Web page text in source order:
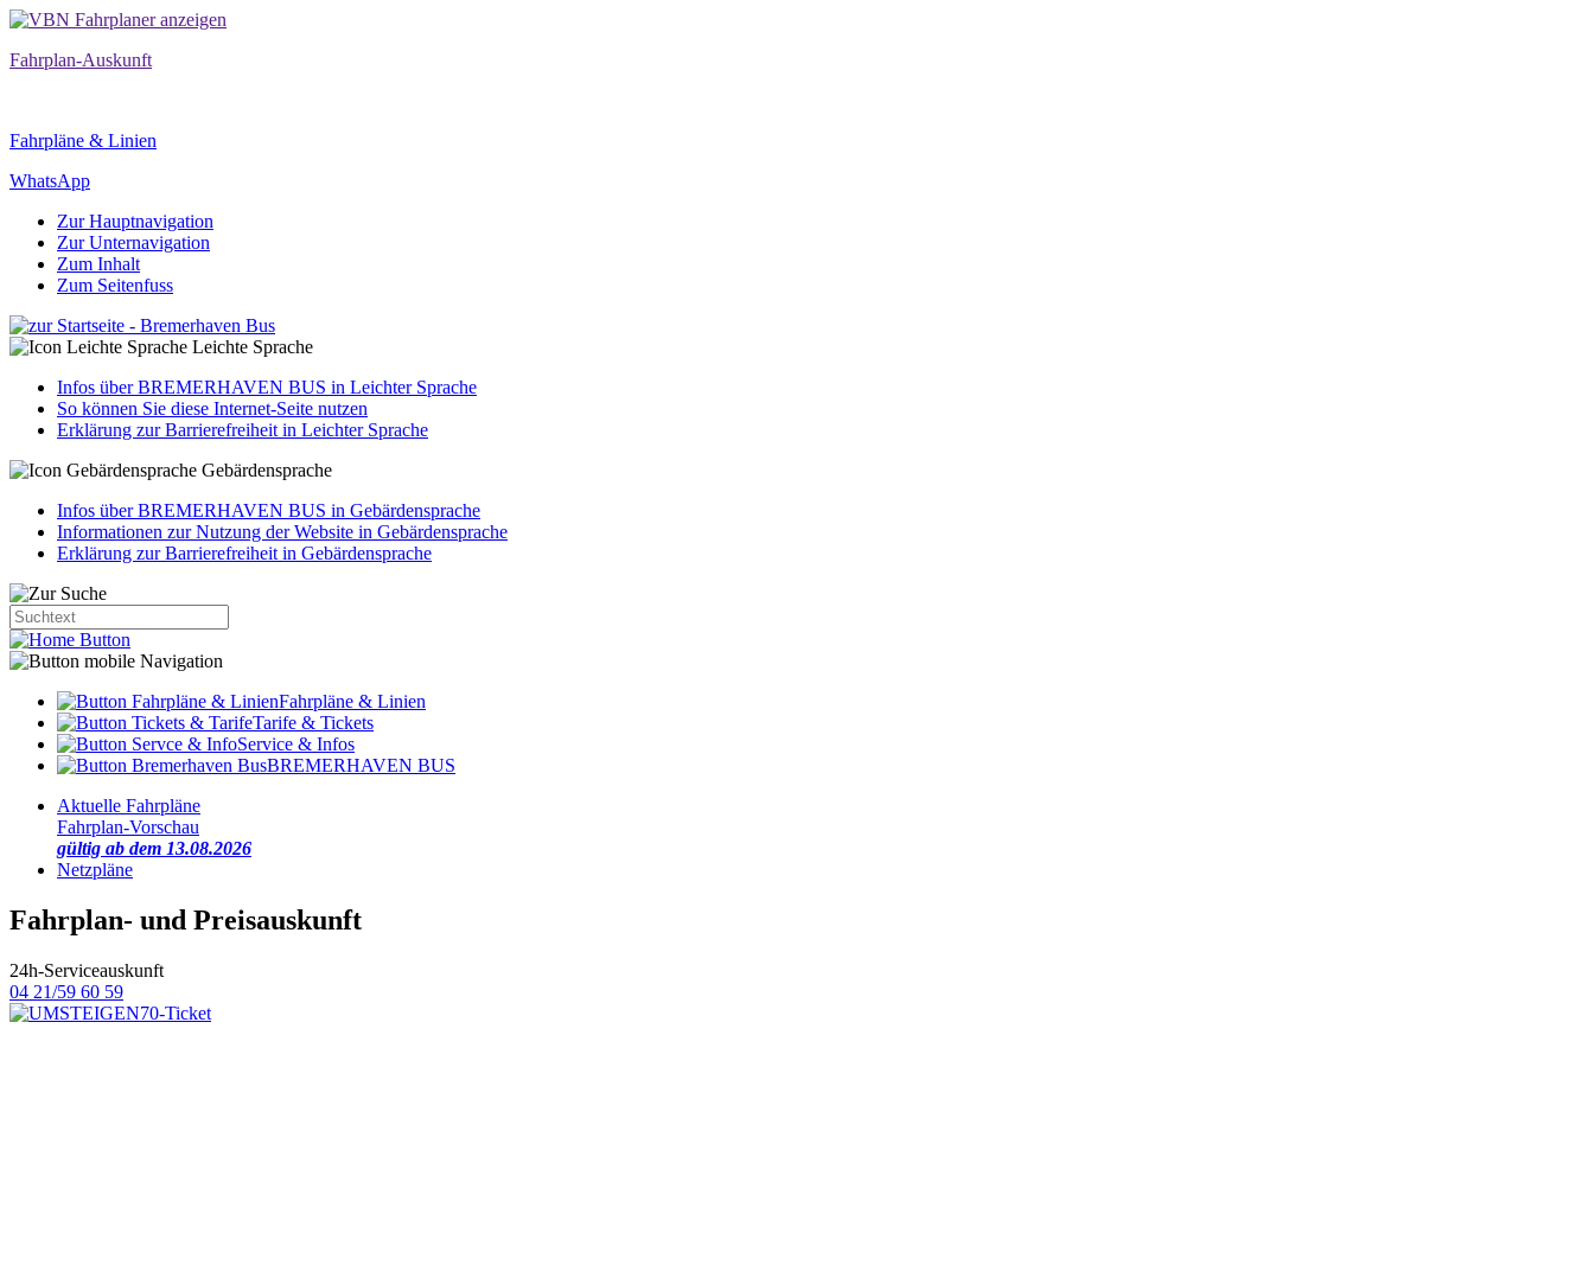
Fahrplan-Auskunft
Fahrpläne & Linien
WhatsApp
Zur Hauptnavigation
Zur Unternavigation
Zum Inhalt
Zum Seitenfuss
Leichte Sprache
Infos über BREMERHAVEN BUS in Leichter Sprache
So können Sie diese Internet-Seite nutzen
Erklärung zur Barrierefreiheit in Leichter Sprache
Gebärdensprache
Infos über BREMERHAVEN BUS in Gebärdensprache
Informationen zur Nutzung der Website in Gebärdensprache
Erklärung zur Barrierefreiheit in Gebärdensprache
Fahrpläne & Linien
Tarife & Tickets
Service & Infos
BREMERHAVEN BUS
Aktuelle Fahrpläne
Fahrplan-Vorschau
gültig ab dem 13.08.2026
Netzpläne
Fahrplan- und Preisauskunft
24h-Serviceauskunft
04 21/59 60 59